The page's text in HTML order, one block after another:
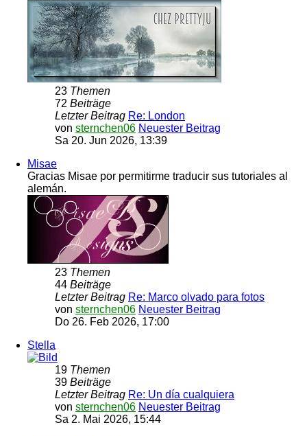
23 Themen
72 Beiträge
Letzter Beitrag Re: London
von sternchen06 Neuester Beitrag
Sa 20. Jun 2026, 13:39
Misae
Gracias Misae por permitirme traducir sus tutoriales al
alemán.
23 Themen
44 Beiträge
Letzter Beitrag Re: Marco olvado para fotos
von sternchen06 Neuester Beitrag
Do 26. Feb 2026, 17:00
Stella
19 Themen
39 Beiträge
Letzter Beitrag Re: Un día cualquiera
von sternchen06 Neuester Beitrag
Sa 2. Mai 2026, 15:44